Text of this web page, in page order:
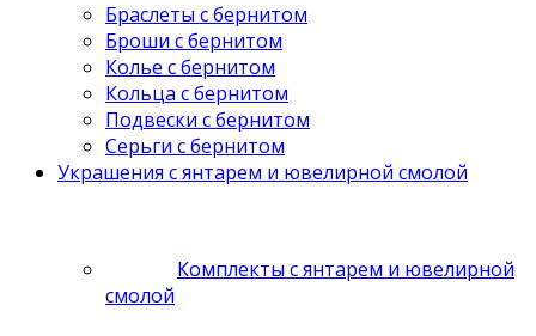
Браслеты с бернитом
Броши с бернитом
Колье с бернитом
Кольца с бернитом
Подвески с бернитом
Серьги с бернитом
Украшения с янтарем и ювелирной смолой
Комплекты с янтарем и ювелирной
смолой